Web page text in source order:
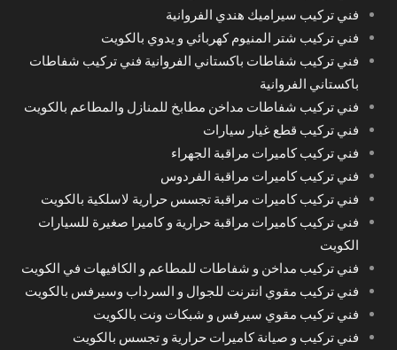
فني تركيب سيراميك هندي الفروانية
فني تركيب شتر المنيوم كهربائي و يدوي بالكويت
فني تركيب شفاطات باكستاني الفروانية فني تركيب شفاطات
باكستاني الفروانية
فني تركيب شفاطات مداخن مطابخ للمنازل والمطاعم بالكويت
فني تركيب قطع غيار سيارات
فني تركيب كاميرات مراقبة الجهراء
فني تركيب كاميرات مراقبة الفردوس
فني تركيب كاميرات مراقبة تجسس حرارية لاسلكية بالكويت
فني تركيب كاميرات مراقبة حرارية و كاميرا صغيرة للسيارات
الكويت
فني تركيب مداخن و شفاطات للمطاعم و الكافيهات في الكويت
فني تركيب مقوي انترنت للجوال و السرداب وسيرفس بالكويت
فني تركيب مقوي سيرفس و شبكات ونت بالكويت
فني تركيب و صيانة كاميرات حرارية و تجسس بالكويت